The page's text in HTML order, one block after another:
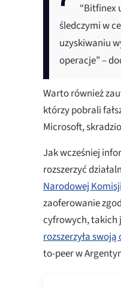
“Bitfinex
śledczymi w
uzyskiwaniu
operacje” –
Warto również
którzy pobrali
Microsoft,
Jak wcześniej
rozszerzyć
Narodowej
zaoferowanie
cyfrowych, takich
rozszerzyła
to-peer w